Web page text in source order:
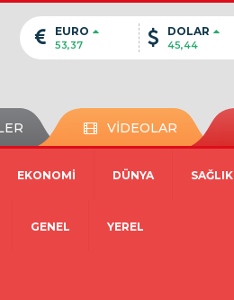
EURO
53,37
DOLAR
45,44
VİDEOLAR
EKONOMİ DÜNYA SAĞLIK
GENEL YEREL